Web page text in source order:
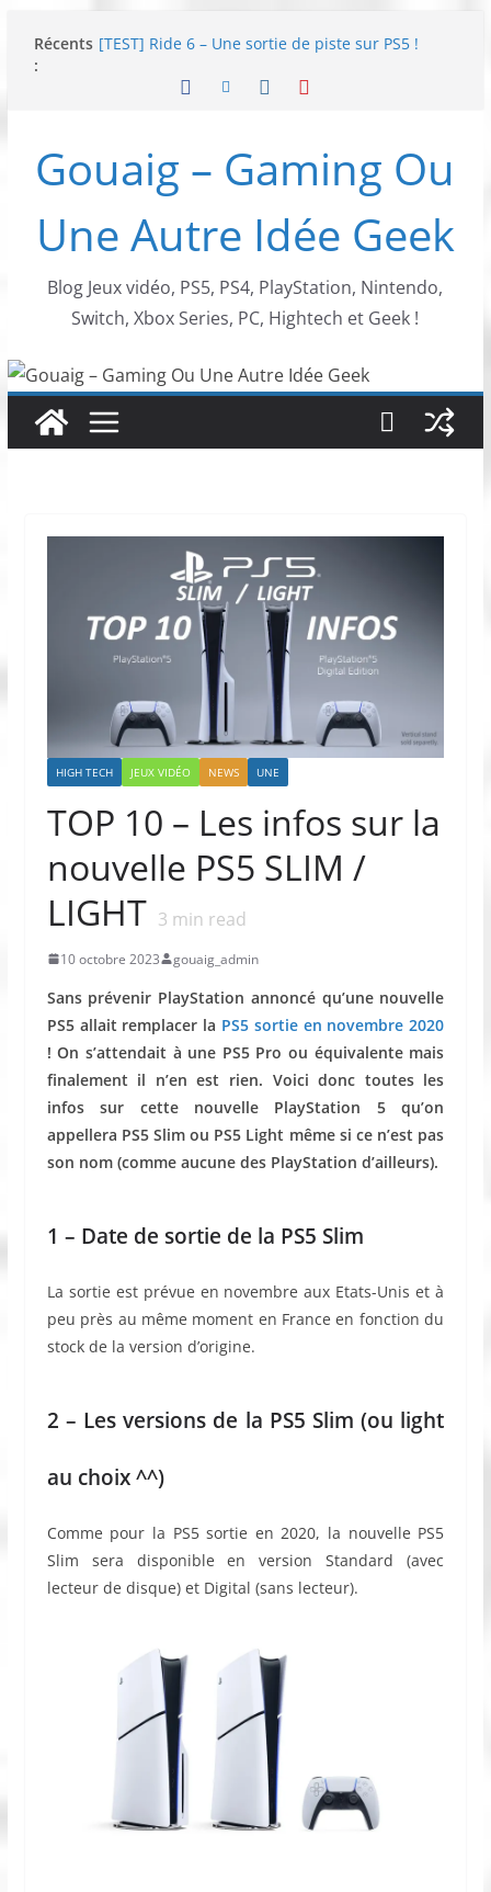
Récents
:
[TEST] Ride 6 – Une sortie de piste sur PS5 !
NEOGEO AES+ : La légende de l’arcade est de
SWITCH 2 : Nouveaux accessoires Turtle Beach X
Gouaig – Gaming Ou
Une Autre Idée Geek
Blog Jeux vidéo, PS5, PS4, PlayStation, Nintendo,
Switch, Xbox Series, PC, Hightech et Geek !
HIGH TECH JEUX VIDÉO NEWS UNE
TOP 10 – Les infos sur la
nouvelle PS5 SLIM /
LIGHT 3 min read
10 octobre 2023 gouaig_admin
Sans prévenir PlayStation annoncé qu’une nouvelle
PS5 allait remplacer la PS5 sortie en novembre 2020
! On s’attendait à une PS5 Pro ou équivalente mais
finalement il n’en est rien. Voici donc toutes les
infos sur cette nouvelle PlayStation 5 qu’on
appellera PS5 Slim ou PS5 Light même si ce n’est pas
son nom (comme aucune des PlayStation d’ailleurs).
1 – Date de sortie de la PS5 Slim
La sortie est prévue en novembre aux Etats-Unis et à
peu près au même moment en France en fonction du
stock de la version d’origine.
2 – Les versions de la PS5 Slim (ou light
au choix ^^)
Comme pour la PS5 sortie en 2020, la nouvelle PS5
Slim sera disponible en version Standard (avec
lecteur de disque) et Digital (sans lecteur).